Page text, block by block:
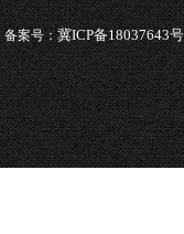
备案号：冀ICP备18037643